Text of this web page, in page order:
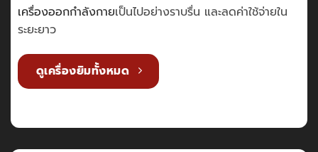
เครื่องออกกำลังกายเป็นไปอย่างราบรื่น และลดค่าใช้จ่ายใน
ระยะยาว
ดูเครื่องยิมทั้งหมด